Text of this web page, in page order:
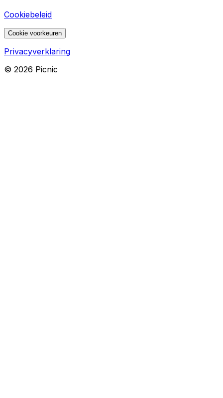
Cookiebeleid
Cookie voorkeuren
Privacyverklaring
© 2026 Picnic